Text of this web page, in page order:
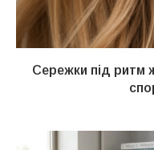
Сережки під ритм